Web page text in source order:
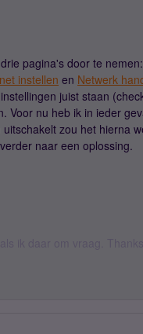
pagina's door te nemen:
instellen en Netwerk
juist staan
Voor nu heb ik in ieder
zou het hierna
naar een oplossing.